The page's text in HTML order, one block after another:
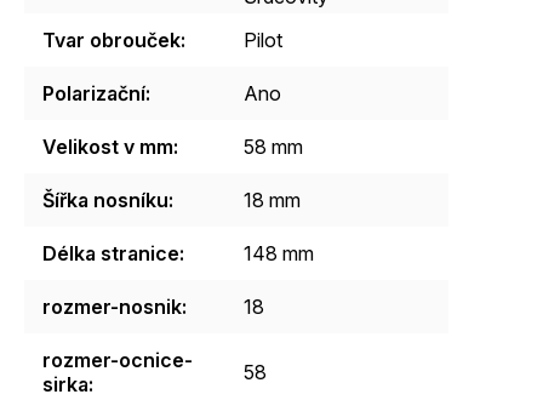
Tvar obrouček: Pilot
Polarizační: Ano
Velikost v mm: 58 mm
Šířka nosníku: 18 mm
Délka stranice: 148 mm
rozmer-nosnik: 18
rozmer-ocnice-
sirka: 58